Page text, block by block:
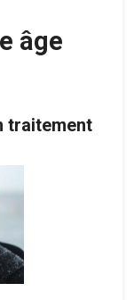
âge
traitement